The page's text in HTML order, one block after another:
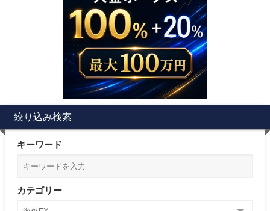
絞り込み検索
キーワード
カテゴリー